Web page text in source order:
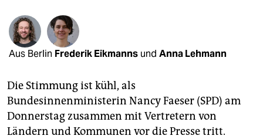
fragen & hilfe
unterstützen
genossenschaft
epaper login
Aus Berlin Frederik Eikmanns und Anna Lehmann
Die Stimmung ist kühl, als
Bundesinnenministerin Nancy Fae­ser (SPD) am
Donnerstag zusammen mit Vertretern von
Ländern und Kommunen vor die Presse tritt.